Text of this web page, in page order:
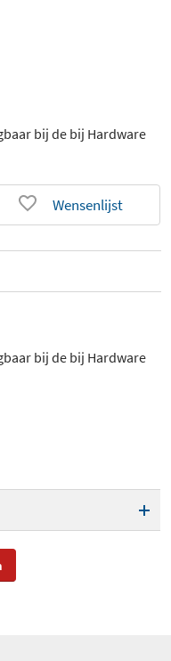
bij de bij Hardware
Wensenlijst
bij de bij Hardware
BK